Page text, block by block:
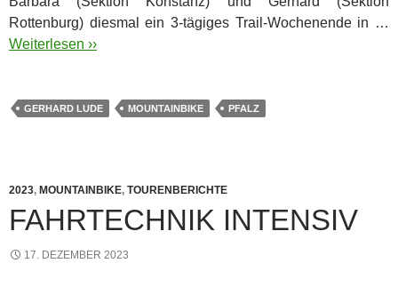
Rottenburg) diesmal ein 3-tägiges Trail-Wochenende in …
Weiterlesen ››
GERHARD LUDE MOUNTAINBIKE PFALZ
2023, MOUNTAINBIKE, TOURENBERICHTE
FAHRTECHNIK INTENSIV
17. DEZEMBER 2023